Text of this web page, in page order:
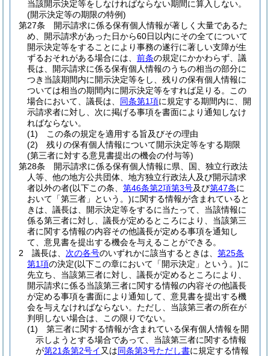
当該開示決定等をしなければならない期間に算入しない。
(開示決定等の期限の特例)
第27条
開示請求に係る保有個人情報が著しく大量であるた
め、開示請求があった日から60日以内にその全てについて
開示決定等をすることにより事務の遂行に著しい支障が生
ずるおそれがある場合には、 前条の規定にかかわらず、議
長は、開示請求に係る保有個人情報のうちの相当の部分に
つき当該期間内に開示決定等をし、残りの保有個人情報に
ついては相当の期間内に開示決定等をすれば足りる。
この
場合において、議長は、 同条第1項に規定する期間内に、開
示請求者に対し、次に掲げる事項を書面により通知しなけ
ればならない。
(1)
この条の規定を適用する旨及びその理由
(2)
残りの保有個人情報について開示決定等をする期限
(第三者に対する意見書提出の機会の付与等)
第28条
開示請求に係る保有個人情報に県、国、独立行政法
人等、他の地方公共団体、地方独立行政法人及び開示請求
者以外の者(以下この条、 第46条第2項第3号及び第47条に
おいて「第三者」という。)に関する情報が含まれていると
きは、議長は、開示決定等をするに当たって、当該情報に
係る第三者に対し、議長が定めるところにより、当該第三
者に関する情報の内容その他議長が定める事項を通知し
て、意見書を提出する機会を与えることができる。
2
議長は、 次の各号のいずれかに該当するときは、 第25条
第1項の決定(以下この章において「開示決定」という。)に
先立ち、当該第三者に対し、議長が定めるところにより、
開示請求に係る当該第三者に関する情報の内容その他議長
が定める事項を書面により通知して、意見書を提出する機
会を与えなければならない。 ただし、当該第三者の所在が
判明しない場合は、この限りでない。
(1)
第三者に関する情報が含まれている保有個人情報を開
示しようとする場合であって、当該第三者に関する情報
が第21条第2号イ 又は同条第3号ただし書に規定する情報